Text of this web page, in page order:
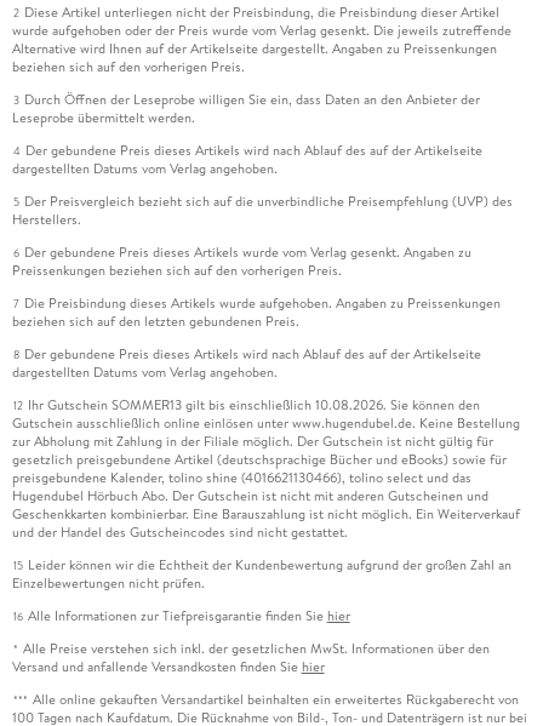
2 Diese Artikel unterliegen nicht der Preisbindung, die Preisbindung dieser Artikel
wurde aufgehoben oder der Preis wurde vom Verlag gesenkt. Die jeweils zutreffende
Alternative wird Ihnen auf der Artikelseite dargestellt. Angaben zu Preissenkungen
beziehen sich auf den vorherigen Preis.
3 Durch Öffnen der Leseprobe willigen Sie ein, dass Daten an den Anbieter der
Leseprobe übermittelt werden.
4 Der gebundene Preis dieses Artikels wird nach Ablauf des auf der Artikelseite
dargestellten Datums vom Verlag angehoben.
5 Der Preisvergleich bezieht sich auf die unverbindliche Preisempfehlung (UVP) des
Herstellers.
6 Der gebundene Preis dieses Artikels wurde vom Verlag gesenkt. Angaben zu
Preissenkungen beziehen sich auf den vorherigen Preis.
7 Die Preisbindung dieses Artikels wurde aufgehoben. Angaben zu Preissenkungen
beziehen sich auf den letzten gebundenen Preis.
8 Der gebundene Preis dieses Artikels wird nach Ablauf des auf der Artikelseite
dargestellten Datums vom Verlag angehoben.
12 Ihr Gutschein SOMMER13 gilt bis einschließlich 10.08.2026. Sie können den
Gutschein ausschließlich online einlösen unter www.hugendubel.de. Keine Bestellung
zur Abholung mit Zahlung in der Filiale möglich. Der Gutschein ist nicht gültig für
gesetzlich preisgebundene Artikel (deutschsprachige Bücher und eBooks) sowie für
preisgebundene Kalender, tolino shine (4016621130466), tolino select und das
Hugendubel Hörbuch Abo. Der Gutschein ist nicht mit anderen Gutscheinen und
Geschenkkarten kombinierbar. Eine Barauszahlung ist nicht möglich. Ein Weiterverkauf
und der Handel des Gutscheincodes sind nicht gestattet.
15 Leider können wir die Echtheit der Kundenbewertung aufgrund der großen Zahl an
Einzelbewertungen nicht prüfen.
16 Alle Informationen zur Tiefpreisgarantie finden Sie hier
* Alle Preise verstehen sich inkl. der gesetzlichen MwSt. Informationen über den
Versand und anfallende Versandkosten finden Sie hier
*** Alle online gekauften Versandartikel beinhalten ein erweitertes Rückgaberecht von
100 Tagen nach Kaufdatum. Die Rücknahme von Bild-, Ton- und Datenträgern ist nur bei